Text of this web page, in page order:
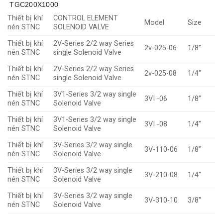
TGC200X1000
Thiết bị khí
nén STNC
CONTROL ELEMENT
SOLENOID VALVE
Model Size
Thiết bị khí
nén STNC
2V-Series 2/2 way Series
single Solenoid Valve
2v-025-06 1/8”
Thiết bị khí
nén STNC
2V-Series 2/2 way Series
single Solenoid Valve
2v-025-08 1/4″
Thiết bị khí
nén STNC
3V1-Series 3/2 way single
Solenoid Valve
3VI -06 1/8”
Thiết bị khí
nén STNC
3V1-Series 3/2 way single
Solenoid Valve
3VI -08 1/4″
Thiết bị khí
nén STNC
3V-Series 3/2 way single
Solenoid Valve
3V-110-06 1/8”
Thiết bị khí
nén STNC
3V-Series 3/2 way single
Solenoid Valve
3V-210-08 1/4″
Thiết bị khí
nén STNC
3V-Series 3/2 way single
Solenoid Valve
3V-310-10 3/8″